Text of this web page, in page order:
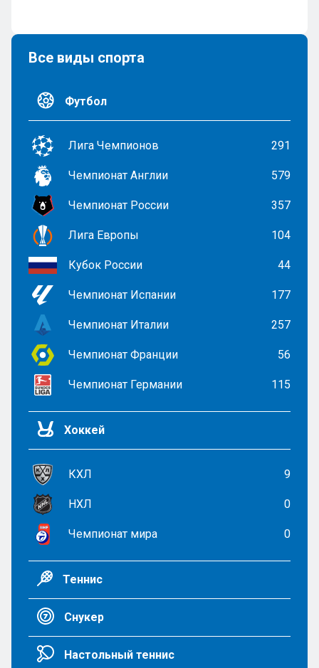
Все виды спорта
Футбол
Лига Чемпионов 291
Чемпионат Англии 579
Чемпионат России 357
Лига Европы 104
Кубок России 44
Чемпионат Испании 177
Чемпионат Италии 257
Чемпионат Франции 56
Чемпионат Германии 115
Хоккей
КХЛ 9
НХЛ 0
Чемпионат мира 0
Теннис
Снукер
Настольный теннис